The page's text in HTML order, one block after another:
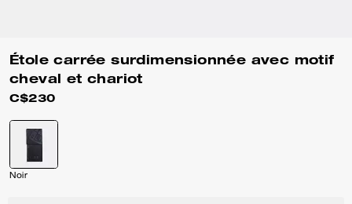
Étole carrée surdimensionnée avec motif
cheval et chariot
C$230
Noir